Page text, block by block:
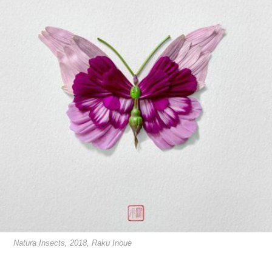
Natura Insects, 2018, Raku Inoue